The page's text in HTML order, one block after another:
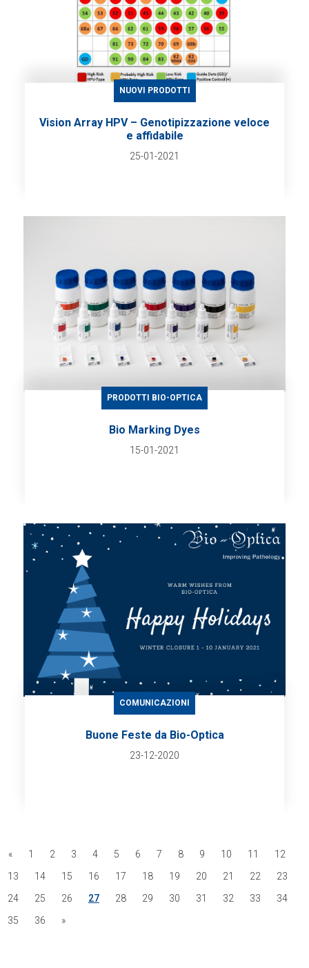
NUOVI PRODOTTI
Vision Array HPV – Genotipizzazione veloce
e affidabile
25-01-2021
PRODOTTI BIO-OPTICA
Bio Marking Dyes
15-01-2021
COMUNICAZIONI
Buone Feste da Bio-Optica
23-12-2020
« 1 2 3 4 5 6 7 8 9 10 11
12
13
14 15 16 17 18 19 20 21 22
23
24
25 26 27 28 29 30 31 32 33
34
35
36 »